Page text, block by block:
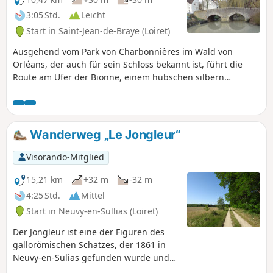
3:05 Std.
Leicht
Start in Saint-Jean-de-Braye (Loiret)
Ausgehend vom Park von Charbonnières im Wald von
Orléans, der auch für sein Schloss bekannt ist, führt die
Route am Ufer der Bionne, einem hübschen silbern
Plissay im Stil der Restauration vorbei.
Wanderweg „Le Jongleur“
Visorando-Mitglied
15,21 km
+32 m
-32 m
4:25 Std.
Mittel
Start in Neuvy-en-Sullias (Loiret)
Der Jongleur ist eine der Figuren des
gallorömischen Schatzes, der 1861 in
Neuvy-en-Sulias gefunden wurde und